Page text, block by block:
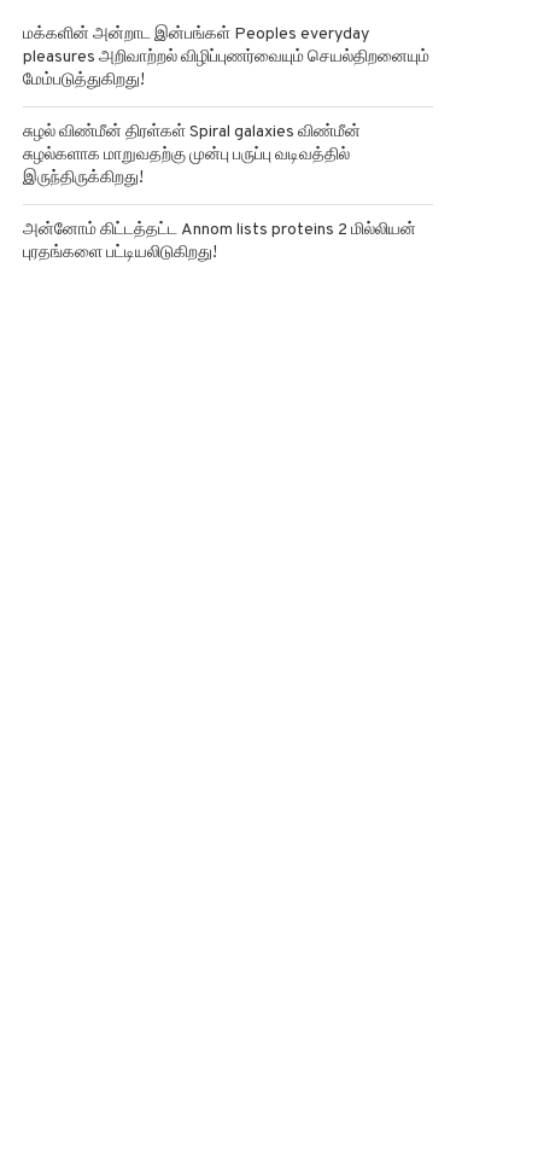
மக்களின் அன்றாட இன்பங்கள் Peoples everyday
pleasures அறிவாற்றல் விழிப்புணர்வையும் செயல்திறனையும்
மேம்படுத்துகிறது!
சுழல் விண்மீன் திரள்கள் Spiral galaxies விண்மீன்
சுழல்களாக மாறுவதற்கு முன்பு பருப்பு வடிவத்தில்
இருந்திருக்கிறது!
அன்னோம் கிட்டத்தட்ட Annom lists proteins 2 மில்லியன்
புரதங்களை பட்டியலிடுகிறது!